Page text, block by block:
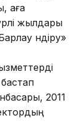
аға
жылдары
Өндіру»
2011